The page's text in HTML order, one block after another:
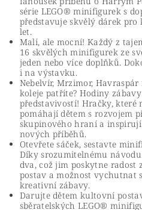
série LEGO® minifigurek s
představuje skvělý dárek
let.
Malí, ale mocní! Každý z
16 skvělých minifigurek ze
jeden nebo více doplňků.
i na výstavku.
Nebelvír, Mrzimor,
koleje patříte? Hodiny
představivostí! Hračky, které
pomáhají dětem s rozvojem
skupinového hraní a
nových příběhů.
Otevřete sáček, sestavte
Díky srozumitelnému
dva, což jim poskytne radost
postav a možnost vychutnat
kreativní zábavy.
Darujte dětem kultovní
sběratelských LEGO®